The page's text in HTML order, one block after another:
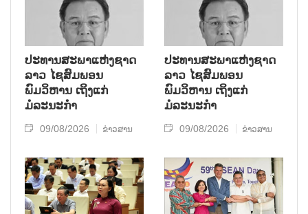
ປະທານສະພາແຫ່ງຊາດ
ລາວ ໄຊສົມພອນ
ພົມວິຫານ ເຖິງແກ່
ມໍລະນະກຳ
09/08/2026 ຂ່າວສານ
ປະທານສະພາແຫ່ງຊາດ
ລາວ ໄຊສົມພອນ
ພົມວິຫານ ເຖິງແກ່
ມໍລະນະກຳ
09/08/2026 ຂ່າວສານ